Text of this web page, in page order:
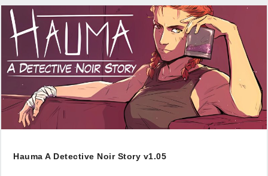
Hauma A Detective Noir Story v1.05